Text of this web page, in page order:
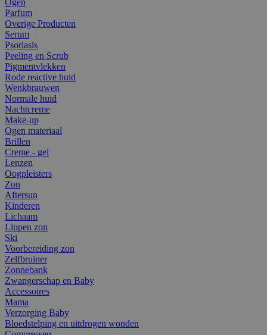
Parfum
Overige Producten
Serum
Psoriasis
Peeling en Scrub
Pigmentvlekken
Rode reactive huid
Wenkbrauwen
Normale huid
Nachtcreme
Make-up
Ogen materiaal
Brillen
Creme - gel
Lenzen
Oogpleisters
Zon
Aftersun
Kinderen
Lichaam
Lippen zon
Ski
Voorbereiding zon
Zelfbruiner
Zonnebank
Zwangerschap en Baby
Accessoires
Mama
Verzorging Baby
Bloedstelping en uitdrogen wonden